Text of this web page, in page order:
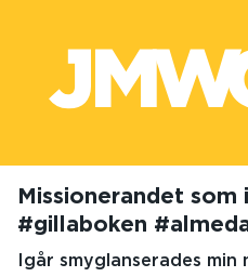
Missionerandet som
#gillaboken
Igår smyglanserades min